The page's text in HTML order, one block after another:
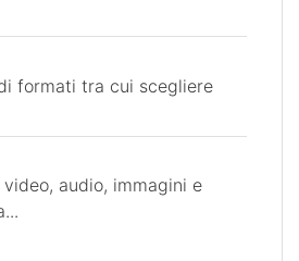
formati tra cui scegliere
audio, immagini e